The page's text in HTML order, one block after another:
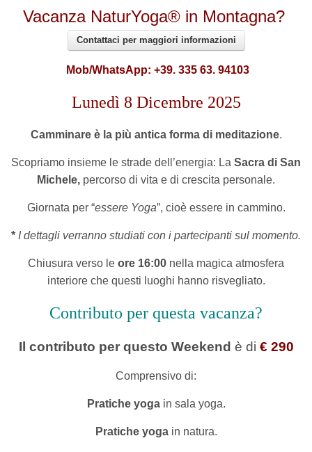
Vacanza NaturYoga® in Montagna?
Contattaci per maggiori informazioni
Mob/WhatsApp: +39. 335 63. 94103
Lunedì 8 Dicembre 2025
Camminare è la più antica forma di meditazione.
Scopriamo insieme le strade dell’energia: La Sacra di San
Michele, percorso di vita e di crescita personale.
Giornata per “essere Yoga”, cioè essere in cammino.
* I dettagli verranno studiati con i partecipanti sul momento.
Chiusura verso le ore 16:00 nella magica atmosfera
interiore che questi luoghi hanno risvegliato.
Contributo per questa vacanza?
Il contributo per questo Weekend è di € 290
Comprensivo di:
Pratiche yogain sala yoga.
Pratiche yogain natura.